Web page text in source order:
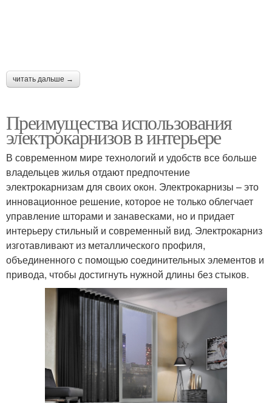
читать дальше →
Преимущества использования
электрокарнизов в интерьере
В современном мире технологий и удобств все больше
владельцев жилья отдают предпочтение
электрокарнизам для своих окон. Электрокарнизы – это
инновационное решение, которое не только облегчает
управление шторами и занавесками, но и придает
интерьеру стильный и современный вид. Электрокарниз
изготавливают из металлического профиля,
объединенного с помощью соединительных элементов и
привода, чтобы достигнуть нужной длины без стыков.